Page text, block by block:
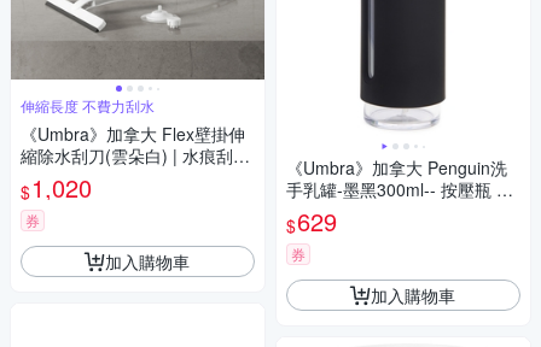
伸縮長度 不費力刮水
《Umbra》加拿大 Flex壁掛伸
縮除水刮刀(雲朵白) | 水痕刮刀
玻璃刮刀
$1,020
券
加入購物車
《Umbra》加拿大 Penguin洗
手乳罐-墨黑300ml-- 按壓瓶 分
裝瓶 乳液瓶 沐浴乳罐
$629
券
加入購物車